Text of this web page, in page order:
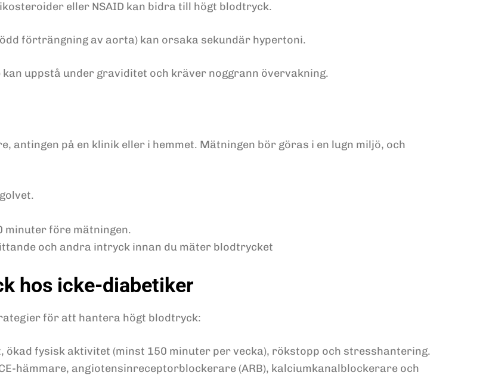
eller NSAID kan bidra till högt blodtryck.
förträngning av aorta) kan orsaka sekundär hypertoni.
uppstå under graviditet och kräver noggrann övervakning.
antingen på en klinik eller i hemmet. Mätningen bör göras i en lugn miljö, och
minuter före mätningen.
och andra intryck innan du mäter blodtrycket
hos icke-diabetiker
för att hantera högt blodtryck:
ökad fysisk aktivitet (minst 150 minuter per vecka), rökstopp och stresshantering.
hämmare, angiotensinreceptorblockerare (ARB), kalciumkanalblockerare och